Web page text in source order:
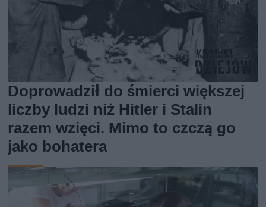
Doprowadził do śmierci większej
liczby ludzi niż Hitler i Stalin
razem wzięci. Mimo to czczą go
jako bohatera